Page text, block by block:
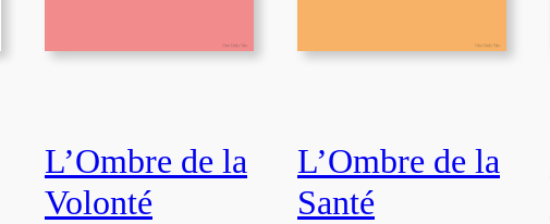
L’Ombre de la
Volonté
L’Ombre de la
Santé